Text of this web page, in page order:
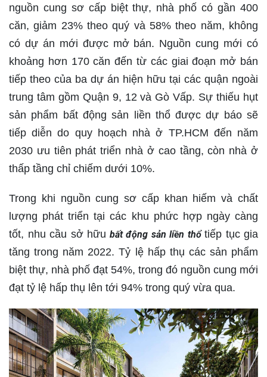
nguồn cung sơ cấp biệt thự, nhà phố có gần 400
căn, giảm 23% theo quý và 58% theo năm, không
có dự án mới được mở bán. Nguồn cung mới có
khoảng hơn 170 căn đến từ các giai đoạn mở bán
tiếp theo của ba dự án hiện hữu tại các quận ngoài
trung tâm gồm Quận 9, 12 và Gò Vấp. Sự thiếu hụt
sản phẩm bất động sản liền thổ được dự báo sẽ
tiếp diễn do quy hoạch nhà ở TP.HCM đến năm
2030 ưu tiên phát triển nhà ở cao tầng, còn nhà ở
thấp tầng chỉ chiếm dưới 10%.
Trong khi nguồn cung sơ cấp khan hiếm và chất
lượng phát triển tại các khu phức hợp ngày càng
tốt, nhu cầu sở hữu bất động sản liền thổ tiếp tục gia
tăng trong năm 2022. Tỷ lệ hấp thụ các sản phẩm
biệt thự, nhà phố đạt 54%, trong đó nguồn cung mới
đạt tỷ lệ hấp thụ lên tới 94% trong quý vừa qua.